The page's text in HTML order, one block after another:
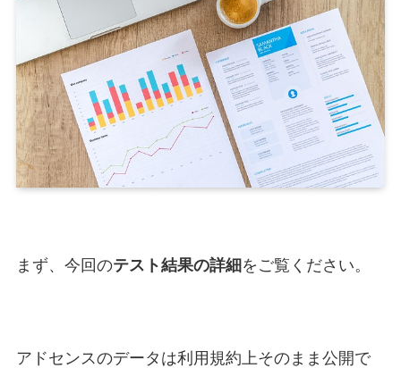
まず、今回のテスト結果の詳細 をご覧ください。
アドセンスのデータは利用規約上そのまま公開で